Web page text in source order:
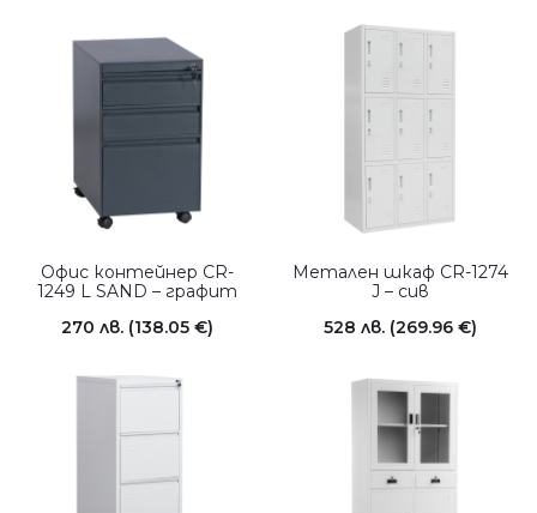
Офис контейнер CR-
1249 L SAND – графит
270 лв. (138.05 €)
Метален шкаф CR-1274
J – сив
528 лв. (269.96 €)